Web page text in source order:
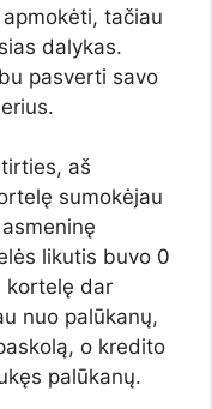
tačiau
dalykas.
pasverti savo
aš
sumokėjau
likutis buvo 0
kortelę dar
nuo palūkanų,
o kredito
palūkanų.